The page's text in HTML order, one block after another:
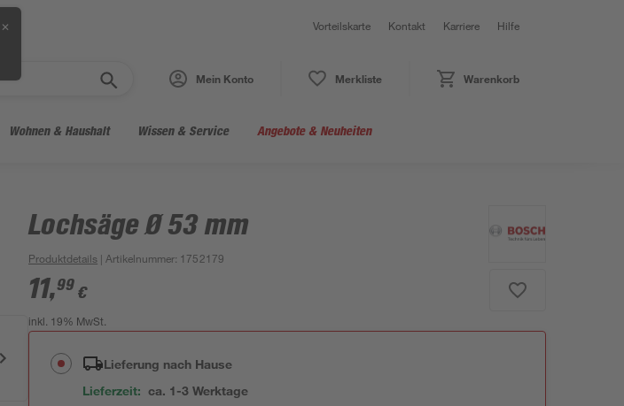
✕ Vorteilskarte Kontakt Karriere Hilfe
Mein Konto Merkliste Warenkorb
Wohnen & Haushalt Wissen & Service Angebote & Neuheiten
Lochsäge Ø 53 mm
Produktdetails | Artikelnummer: 1752179
11,99 €
inkl. 19% MwSt.
Lieferung nach Hause
Lieferzeit: ca. 1-3 Werktage